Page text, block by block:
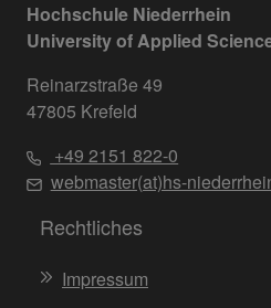
Hochschule Niederrhein
University of Applied
Reinarzstraße 49
47805 Krefeld
+49 2151 822-0
webmaster(at)hs-
Rechtliches
Impressum